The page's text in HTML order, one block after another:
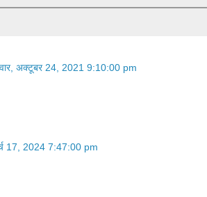
अक्टूबर 24, 2021 9:10:00 pm
17, 2024 7:47:00 pm